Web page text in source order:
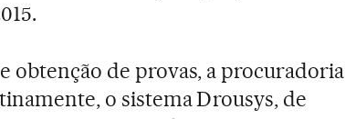
obtenção de provas, a procuradoria
o sistema Drousys, de